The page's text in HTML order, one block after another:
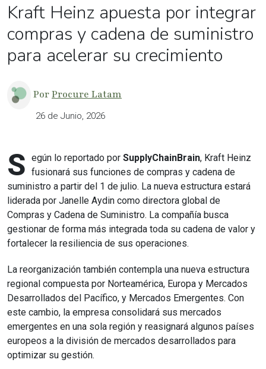
Kraft Heinz apuesta por integrar
compras y cadena de suministro
para acelerar su crecimiento
PorProcure Latam
26 de Junio, 2026
S egún lo reportado por SupplyChainBrain, Kraft Heinz
fusionará sus funciones de compras y cadena de
suministro a partir del 1 de julio. La nueva estructura estará
liderada por Janelle Aydin como directora global de
Compras y Cadena de Suministro. La compañía busca
gestionar de forma más integrada toda su cadena de valor y
fortalecer la resiliencia de sus operaciones.
La reorganización también contempla una nueva estructura
regional compuesta por Norteamérica, Europa y Mercados
Desarrollados del Pacífico, y Mercados Emergentes. Con
este cambio, la empresa consolidará sus mercados
emergentes en una sola región y reasignará algunos países
europeos a la división de mercados desarrollados para
optimizar su gestión.